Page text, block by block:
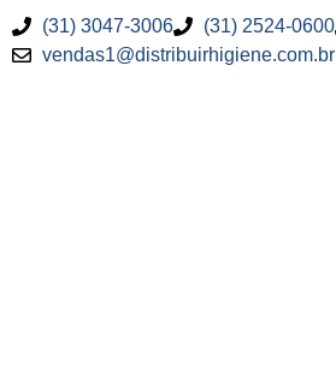
(31) 3047-3006 (31) 2524-0600
vendas1@distribuirhigiene.com.br